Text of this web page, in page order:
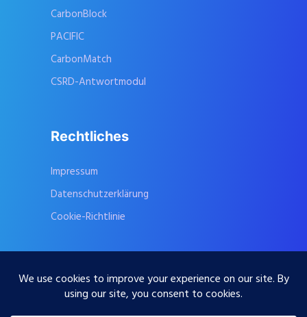
CarbonBlock
PACIFIC
CarbonMatch
CSRD-Antwortmodul
Rechtliches
Impressum
Datenschutzerklärung
Cookie-Richtlinie
Kontaktieren Sie uns